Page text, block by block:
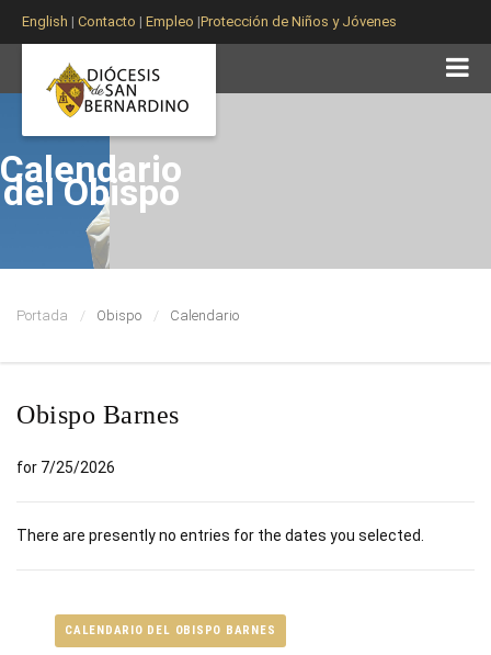
English | Contacto | Empleo |Protección de Niños y Jóvenes
Calendario
del Obispo
Portada Obispo Calendario
Obispo Barnes
for 7/25/2026
There are presently no entries for the dates you selected.
CALENDARIO DEL OBISPO BARNES